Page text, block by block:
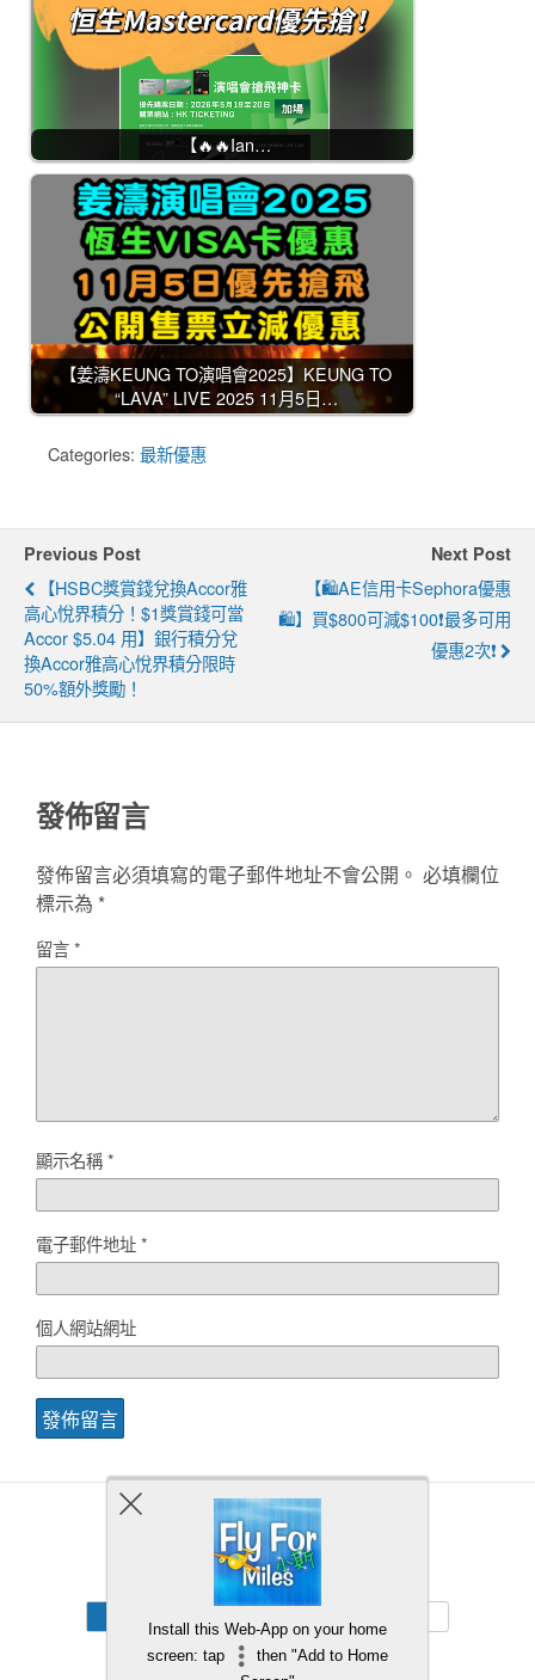
【🔥🔥Ian…
【姜濤KEUNG TO演唱會2025】KEUNG TO
“LAVA” LIVE 2025 11月5日…
Categories: 最新優惠
Previous Post
【HSBC獎賞錢兌換Accor雅
高心悅界積分！$1獎賞錢可當
Accor $5.04 用】銀行積分兌
換Accor雅高心悅界積分限時
50%額外獎勵！
Next Post
【🛍️AE信用卡Sephora優惠
🛍️】買$800可減$100❗最多可用
優惠2次❗
發佈留言
發佈留言必須填寫的電子郵件地址不會公開。 必填欄位
標示為 *
留言*
顯示名稱*
電子郵件地址*
個人網站網址
Back to top
Install this Web-App on your home
screen: tap
then "Add to Home